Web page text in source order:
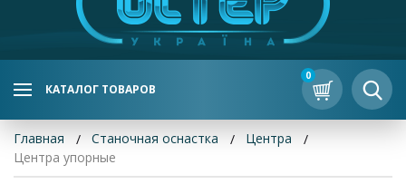
КАТАЛОГ ТОВАРОВ
0
Главная Станочная оснастка
Центра
Центра упорные